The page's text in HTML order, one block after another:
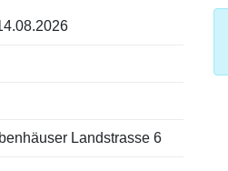
Landstrasse 6